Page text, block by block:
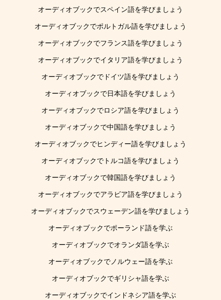
オーディオブックでスペイン語を学びましょう
オーディオブックでポルトガル語を学びましょう
オーディオブックでフランス語を学びましょう
オーディオブックでイタリア語を学びましょう
オーディオブックでドイツ語を学びましょう
オーディオブックで日本語を学びましょう
オーディオブックでロシア語を学びましょう
オーディオブックで中国語を学びましょう
オーディオブックでヒンディー語を学びましょう
オーディオブックでトルコ語を学びましょう
オーディオブックで韓国語を学びましょう
オーディオブックでアラビア語を学びましょう
オーディオブックでスウェーデン語を学びましょう
オーディオブックでポーランド語を学ぶ
オーディオブックでオランダ語を学ぶ
オーディオブックでノルウェー語を学ぶ
オーディオブックでギリシャ語を学ぶ
オーディオブックでインドネシア語を学ぶ